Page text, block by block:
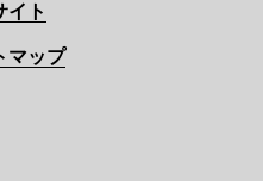
イト
マップ